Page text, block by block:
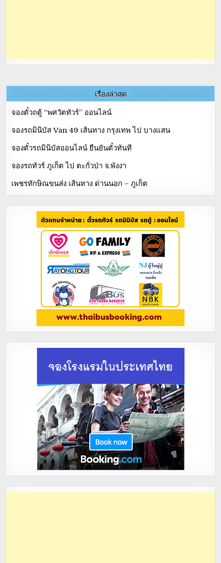
เรื่องล่าสุด
จองตั๋วถตู้ “พศวัตทัวร์” ออนไลน์
จองรถมินิบัส Van 49 เส้นทาง กรุงเทพ ไป บางแสน
จองตั๋วรถมินิบัสออนไลน์ ยืนยันตั๋วทันที
จองรถทัวร์ ภูเก็ต ไป ตะกั่วป่า จ.พังงา
เพชรทักษิณขนส่ง เส้นทาง ด่านนอก – ภูเก็ต